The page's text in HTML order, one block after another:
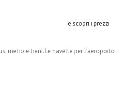
e scopri i prezzi
metro e treni. Le navette per l’aeroporto